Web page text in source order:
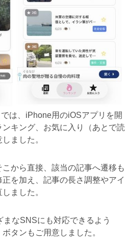
は、iPhone用のiOSアプリを開
キング、お気に入り（あとで読
ました。
から直接、該当の記事へ遷移も
を加え、記事の長さ調整やアイ
ました。
なSNSにも対応できるよう
タンもご用意しました。